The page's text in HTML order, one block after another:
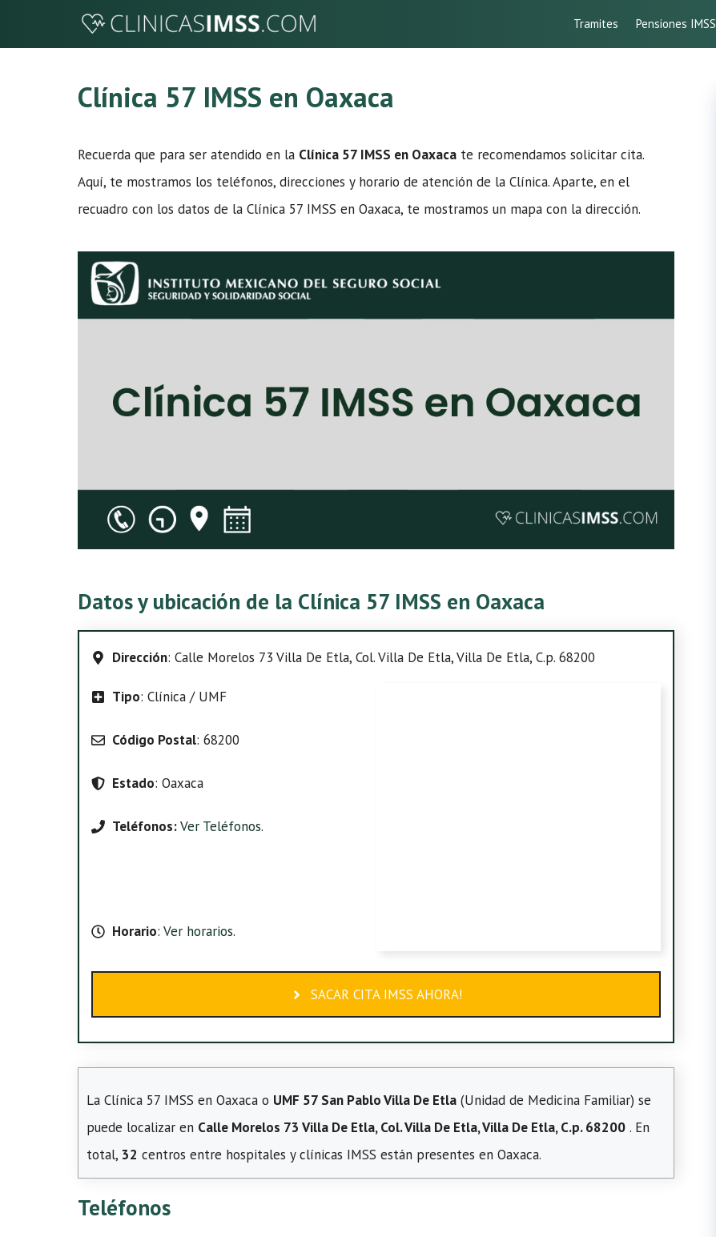
Tramites Pensiones IMSS
Clínica 57 IMSS en Oaxaca
Recuerda que para ser atendido en la Clínica 57 IMSS en Oaxaca te recomendamos solicitar cita.
Aquí, te mostramos los teléfonos, direcciones y horario de atención de la Clínica. Aparte, en el
recuadro con los datos de la Clínica 57 IMSS en Oaxaca, te mostramos un mapa con la dirección.
Datos y ubicación de la Clínica 57 IMSS en Oaxaca
Dirección: Calle Morelos 73 Villa De Etla, Col. Villa De Etla, Villa De Etla, C.p. 68200
Tipo: Clínica / UMF
Código Postal: 68200
Estado: Oaxaca
Teléfonos:Ver Teléfonos.
Horario: Ver horarios.
SACAR CITA IMSS AHORA!
La Clínica 57 IMSS en Oaxaca o UMF 57 San Pablo Villa De Etla (Unidad de Medicina Familiar) se
puede localizar en Calle Morelos 73 Villa De Etla, Col. Villa De Etla, Villa De Etla, C.p. 68200 . En
total, 32 centros entre hospitales y clínicas IMSS están presentes en Oaxaca.
Teléfonos